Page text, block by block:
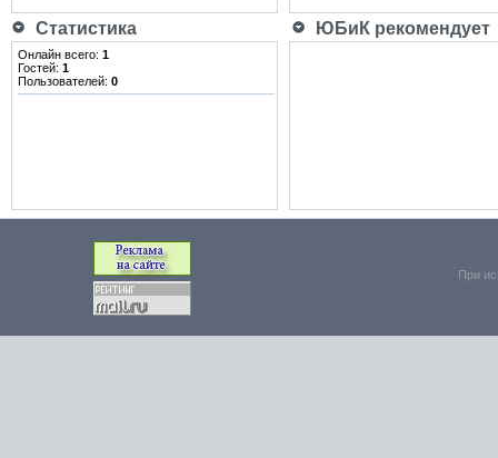
Статистика ЮБиК рекомендует
Онлайн всего: 1
Гостей: 1
Пользователей: 0
При